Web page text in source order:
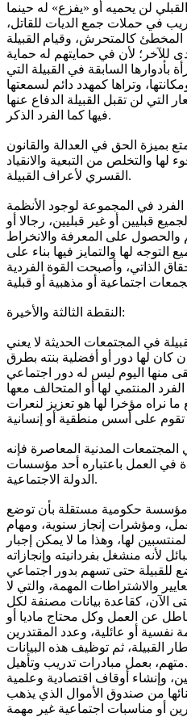
لن يحميه أو «يفزع» له حينما
في حملات جمع الديات للقاتل،
كالمتحرش، وقيام القبيلة
للآخر؛ لأن في حمايتهم له حماية
بأدوارها السابقة في القبيلة التي
وتراها كمهدد دائم لسمعتها
التي لن تقبل القبيلة الدفاع عنها
فيها كما الفرد الذكر.
بميزة الحق في العدالة والقانون
لها والتخلص من التبعية والانقياد
القسري لأعراف القبيلة.
الفرد في المجموعة لوجود الأنظمة
قبليين أو غير قبليين، رجالا أو
والحصول على المعرفة والانخراط
لها والتمايز فيها بناء على
الذاتي، وأصبحت القوة الفردية
النقطة الثالثة والأخيرة:
في المجتمعات الحديثة لا يعني
إن كان لها دور أو أفضلية بنته بطرق
منها اليوم ليس له دور اجتماعي
المنتمي لها أو المتحالف معها
ما نراه مؤخرا لها هو تعزيز لنعرات
المجتمعات المدنية المعاصرة فإنه
في العمل باعتباره أحد مؤسسات
الدولة الاجتماعية.
مؤسسة حكومية مستقلة بأن توضع
ومؤشرات إنجاز سنوية، ومهام
لها، وهذا ما لا يمكن إجبار
لأنه منشغل بفردانيته وإنجازاته
للقبيلة حتى تسهم بدور اجتماعي
والاشتراطات المهمة، والتي لا
الآن، كقاعدة بيانات مصنفة لكل
عن العمل وكل محتاج ماديا أو
نفسية أو عائلية، وعدد المقتدرين
القبيلة، ثم توظيف هذه البيانات
بعمل مبادرات تدريب وتأهيل
وإنشاء أوقاف اقتصادية وعلمية
من صندوق الأموال الذي يذهب